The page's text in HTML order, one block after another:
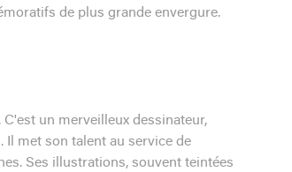
de plus grande envergure.
un merveilleux dessinateur,
Il met son talent au service de
Ses illustrations, souvent teintées